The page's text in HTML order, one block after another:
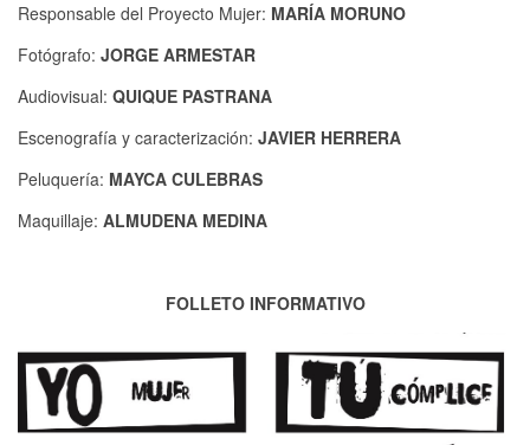
Responsable del Proyecto Mujer: MARÍA MORUNO
Fotógrafo: JORGE ARMESTAR
Audiovisual: QUIQUE PASTRANA
Escenografía y caracterización: JAVIER HERRERA
Peluquería: MAYCA CULEBRAS
Maquillaje: ALMUDENA MEDINA
FOLLETO INFORMATIVO